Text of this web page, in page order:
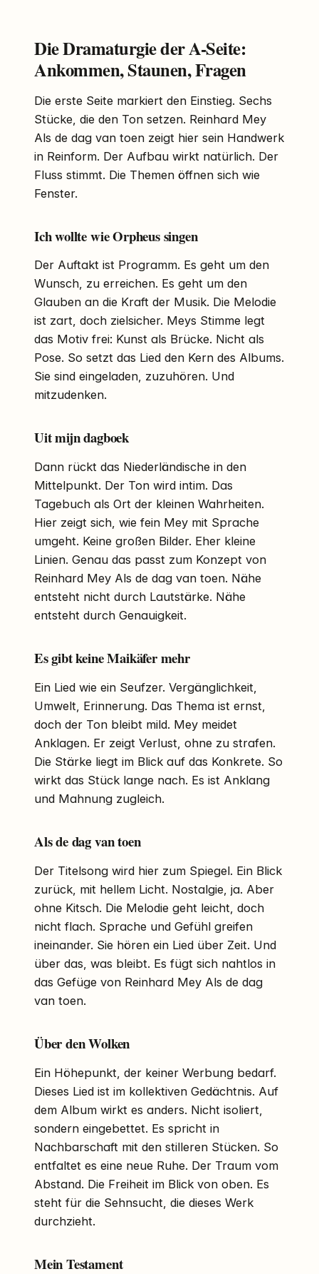
Die Dramaturgie der A-Seite:
Ankommen, Staunen, Fragen
Die erste Seite markiert den Einstieg. Sechs
Stücke, die den Ton setzen. Reinhard Mey
Als de dag van toen zeigt hier sein Handwerk
in Reinform. Der Aufbau wirkt natürlich. Der
Fluss stimmt. Die Themen öffnen sich wie
Fenster.
Ich wollte wie Orpheus singen
Der Auftakt ist Programm. Es geht um den
Wunsch, zu erreichen. Es geht um den
Glauben an die Kraft der Musik. Die Melodie
ist zart, doch zielsicher. Meys Stimme legt
das Motiv frei: Kunst als Brücke. Nicht als
Pose. So setzt das Lied den Kern des Albums.
Sie sind eingeladen, zuzuhören. Und
mitzudenken.
Uit mijn dagboek
Dann rückt das Niederländische in den
Mittelpunkt. Der Ton wird intim. Das
Tagebuch als Ort der kleinen Wahrheiten.
Hier zeigt sich, wie fein Mey mit Sprache
umgeht. Keine großen Bilder. Eher kleine
Linien. Genau das passt zum Konzept von
Reinhard Mey Als de dag van toen. Nähe
entsteht nicht durch Lautstärke. Nähe
entsteht durch Genauigkeit.
Es gibt keine Maikäfer mehr
Ein Lied wie ein Seufzer. Vergänglichkeit,
Umwelt, Erinnerung. Das Thema ist ernst,
doch der Ton bleibt mild. Mey meidet
Anklagen. Er zeigt Verlust, ohne zu strafen.
Die Stärke liegt im Blick auf das Konkrete. So
wirkt das Stück lange nach. Es ist Anklang
und Mahnung zugleich.
Als de dag van toen
Der Titelsong wird hier zum Spiegel. Ein Blick
zurück, mit hellem Licht. Nostalgie, ja. Aber
ohne Kitsch. Die Melodie geht leicht, doch
nicht flach. Sprache und Gefühl greifen
ineinander. Sie hören ein Lied über Zeit. Und
über das, was bleibt. Es fügt sich nahtlos in
das Gefüge von Reinhard Mey Als de dag
van toen.
Über den Wolken
Ein Höhepunkt, der keiner Werbung bedarf.
Dieses Lied ist im kollektiven Gedächtnis. Auf
dem Album wirkt es anders. Nicht isoliert,
sondern eingebettet. Es spricht in
Nachbarschaft mit den stilleren Stücken. So
entfaltet es eine neue Ruhe. Der Traum vom
Abstand. Die Freiheit im Blick von oben. Es
steht für die Sehnsucht, die dieses Werk
durchzieht.
Mein Testament